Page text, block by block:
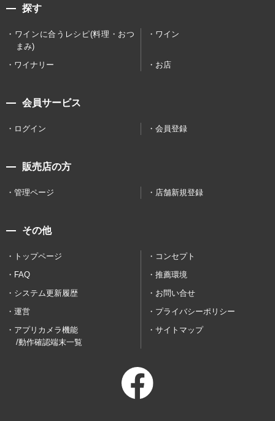
探す
ワインに合うレシピ(料理・おつ
まみ)
ワイン
ワイナリー お店
会員サービス
ログイン 会員登録
販売店の方
管理ページ 店舗新規登録
その他
トップページ
コンセプト
FAQ
推薦環境
システム更新履歴
お問い合せ
運営
プライバシーポリシー
アプリカメラ機能
/動作確認端末一覧
サイトマップ